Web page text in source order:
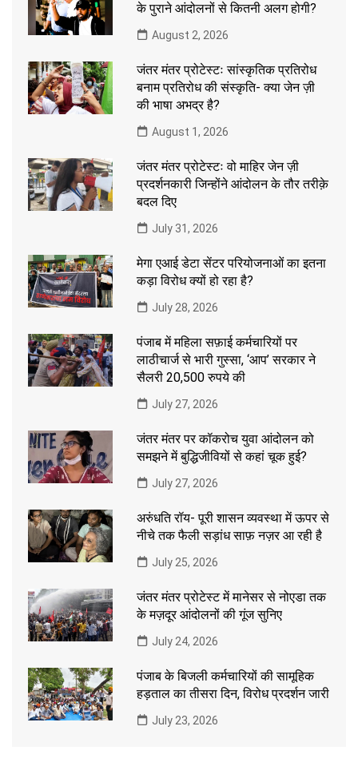
के पुराने आंदोलनों से कितनी अलग होगी?
August 2, 2026
जंतर मंतर प्रोटेस्टः सांस्कृतिक प्रतिरोध
बनाम प्रतिरोध की संस्कृति- क्या जेन ज़ी
की भाषा अभद्र है?
August 1, 2026
जंतर मंतर प्रोटेस्टः वो माहिर जेन ज़ी
प्रदर्शनकारी जिन्होंने आंदोलन के तौर तरीक़े
बदल दिए
July 31, 2026
मेगा एआई डेटा सेंटर परियोजनाओं का इतना
कड़ा विरोध क्यों हो रहा है?
July 28, 2026
पंजाब में महिला सफ़ाई कर्मचारियों पर
लाठीचार्ज से भारी गुस्सा, ‘आप’ सरकार ने
सैलरी 20,500 रुपये की
July 27, 2026
जंतर मंतर पर कॉकरोच युवा आंदोलन को
समझने में बुद्धिजीवियों से कहां चूक हुई?
July 27, 2026
अरुंधति रॉय- पूरी शासन व्यवस्था में ऊपर से
नीचे तक फैली सड़ांध साफ़ नज़र आ रही है
July 25, 2026
जंतर मंतर प्रोटेस्ट में मानेसर से नोएडा तक
के मज़दूर आंदोलनों की गूंज सुनिए
July 24, 2026
पंजाब के बिजली कर्मचारियों की सामूहिक
हड़ताल का तीसरा दिन, विरोध प्रदर्शन जारी
July 23, 2026